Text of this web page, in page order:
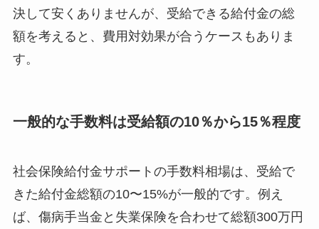
決して安くありませんが、受給できる給付金の総
額を考えると、費用対効果が合うケースもありま
す。
一般的な手数料は受給額の10％から15％程度
社会保険給付金サポートの手数料相場は、受給で
きた給付金総額の10〜15%が一般的です。例え
ば、傷病手当金と失業保険を合わせて総額300万円